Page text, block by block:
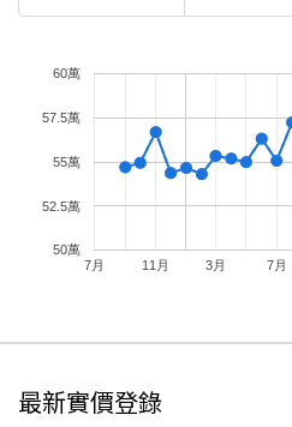
7月 11月 3月 7月
50萬
52.5萬
55萬
57.5萬
60萬
最新實價登錄